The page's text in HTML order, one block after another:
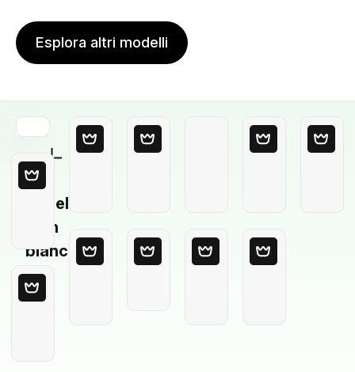
Esplora altri modelli
Modello
in
bianco